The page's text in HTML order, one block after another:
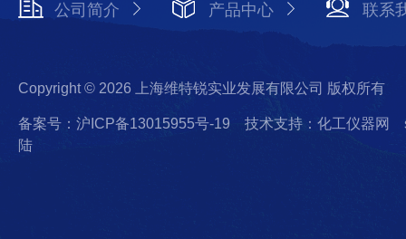
公司简介 产品中心 联系
Copyright © 2026 上海维特锐实业发展有限公司 版权所有
备案号：沪ICP备13015955号-19 技术支持：化工仪器网
陆